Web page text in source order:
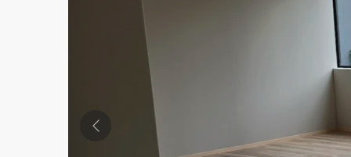
Previous